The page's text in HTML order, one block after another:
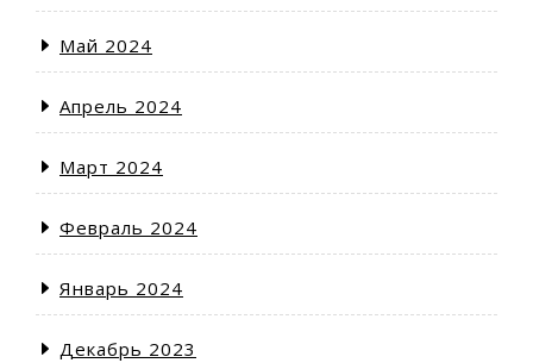
Май 2024
Апрель 2024
Март 2024
Февраль 2024
Январь 2024
Декабрь 2023